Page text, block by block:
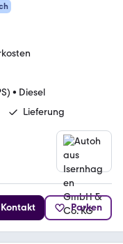
HUD 19Zoll
• Diesel
Lieferung
Kontakt Parken